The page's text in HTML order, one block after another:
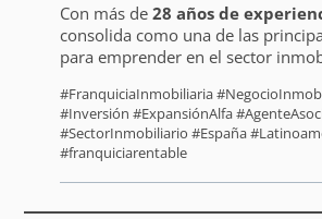
Con más de 28 años de
consolida como una de las
para emprender en el sector
#FranquiciaInmobiliaria
#Inversión #ExpansiónAlfa
#SectorInmobiliario #España
#franquiciarentable